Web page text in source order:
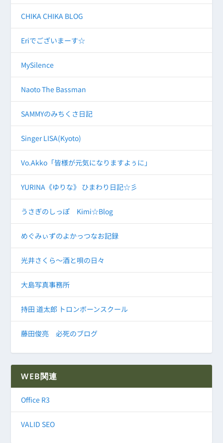
CHIKA CHIKA BLOG
Eriでございまーす☆
MySilence
Naoto The Bassman
SAMMYのみちくさ日記
Singer LISA(Kyoto)
Vo.Akko「皆様が元気になりますよぅに」
YURINA《ゆりな》 ひまわり日記☆彡
うさぎのしっぽ Kimi☆Blog
めぐみぃずのよかっつなお記録
光井さくら～酒と唄の日々
大島写真事務所
持田 道太郎 トロンボーンスクール
藤田俊亮 必死のブログ
WEB関連
Office R3
VALID SEO